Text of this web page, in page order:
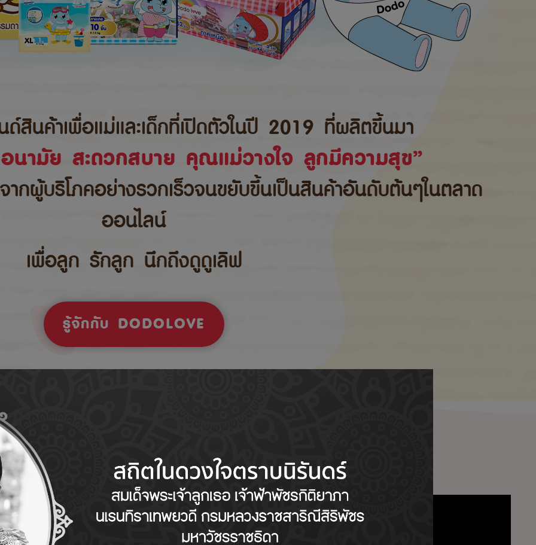
สินค้าเพื่อแม่และเด็กที่เปิดตัวในปี 2019 ที่ผลิตขึ้นมา
นามัย สะดวกสบาย คุณแม่วางใจ ลูกมีความสุข”
ากผู้บริโภคอย่างรวกเร็วจนขยับขึ้นเป็นสินค้าอันดับต้นๆในตลาด
ออนไลน์
เพื่อลูก รักลูก นึกถึงดูดูเลิฟ
รู้จักกับ DODOLOVE
Tips